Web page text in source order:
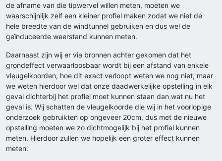
de afname van die tipwervel willen meten, moeten we
waarschijnlijk zelf een kleiner profiel maken zodat we niet de
hele breedte van de windtunnel gebruiken en dus wel de
geïnduceerde weerstand kunnen meten.
Daarnaast zijn wij er via bronnen achter gekomen dat het
grondeffect verwaarloosbaar wordt bij een afstand van enkele
vleugelkoorden, hoe dit exact verloopt weten we nog niet, maar
we weten hierdoor wel dat onze daadwerkelijke opstelling in elk
geval dichterbij het profiel moet kunnen staan dan wat nu het
geval is. Wij schatten de vleugelkoorde die wij in het voorlopige
onderzoek gebruikten op ongeveer 20cm, dus met de nieuwe
opstelling moeten we zo dichtmogelijk bij het profiel kunnen
meten. Hierdoor zullen we hopelijk een groter effect kunnen
meten.